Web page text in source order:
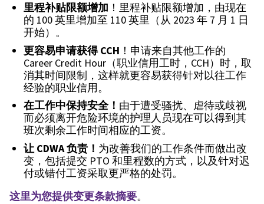
里程补贴限额增加 ！里程补贴限额增加，由现在
的 100 英里增加至 110 英里（从 2023 年 7 月 1 日
开始）。
更容易申请获得CCH ！申请来自其他工作的
Career Credit Hour（职业信用工时，CCH）时，取
消其时间限制，这样就更容易获得针对以往工作
经验的职业信用。
在工作中保持安全！ 由于遭受骚扰、虐待或歧视
而必须离开危险环境的护理人员现在可以得到其
班次剩余工作时间相应的工资。
让 CDWA负责！ 为改善我们的工作条件而做出改
变，包括提交 PTO 和里程数的方式，以及针对迟
付或错付工资采取更严格的处罚。
这里为您提供变更条款摘要。